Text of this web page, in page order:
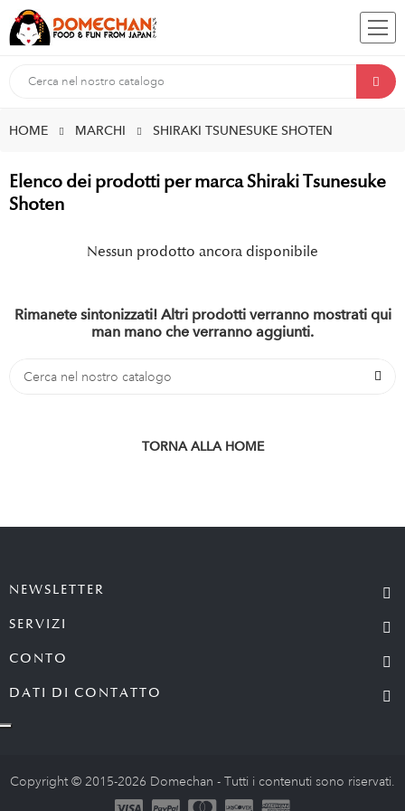
HOME MARCHI SHIRAKI TSUNESUKE SHOTEN
Elenco dei prodotti per marca Shiraki Tsunesuke
Shoten
Nessun prodotto ancora disponibile
Rimanete sintonizzati! Altri prodotti verranno mostrati qui
man mano che verranno aggiunti.
TORNA ALLA HOME
NEWSLETTER
SERVIZI
CONTO
DATI DI CONTATTO
Copyright © 2015-2026 Domechan - Tutti i contenuti sono riservati.